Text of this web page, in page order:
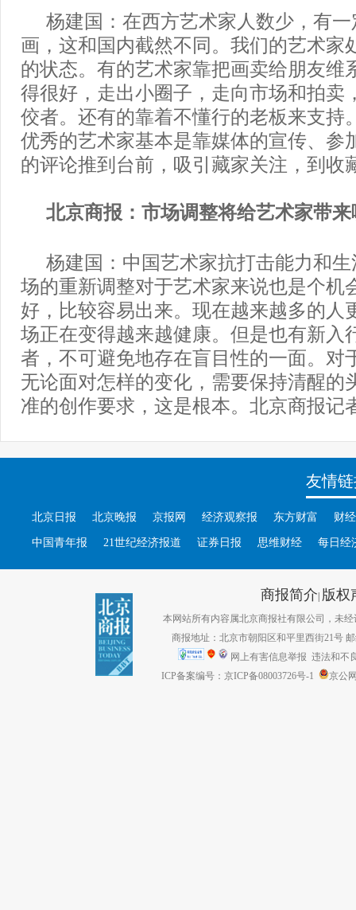
杨建国：在西方艺术家人数少，有
画，这和国内截然不同。我们的艺术家
的状态。有的艺术家靠把画卖给朋友维
得很好，走出小圈子，走向市场和拍卖
佼者。还有的靠着不懂行的老板来支持
优秀的艺术家基本是靠媒体的宣传、参
的评论推到台前，吸引藏家关注，到收
北京商报：市场调整将给艺术家带
杨建国：中国艺术家抗打击能力和
场的重新调整对于艺术家来说也是个机
好，比较容易出来。现在越来越多的人
场正在变得越来越健康。但是也有新入
者，不可避免地存在盲目性的一面。对
无论面对怎样的变化，需要保持清醒的
准的创作要求，这是根本。北京商报记
友情
北京日报 北京晚报 京报网 经济观察报 东方财富 财
中国青年报 21世纪经济报道 证券日报 思维财经 每日经
商报简介| 版权
本网站所有内容属北京商报社有限公司，未经
商报地址：北京市朝阳区和平里西街21号
网上有害信息举报 违法和不
ICP备案编号：京ICP备08003726号-1
京公